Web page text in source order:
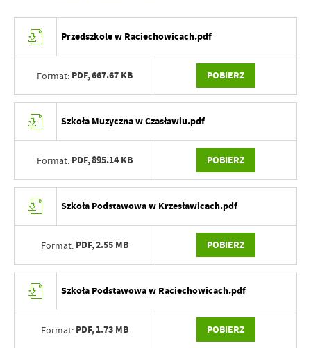
Przedszkole w Raciechowicach.pdf
Format: PDF,667.67 KB POBIERZ
Szkoła Muzyczna w Czasławiu.pdf
Format: PDF,895.14 KB POBIERZ
Szkoła Podstawowa w Krzesławicach.pdf
Format: PDF,2.55 MB POBIERZ
Szkoła Podstawowa w Raciechowicach.pdf
Format: PDF,1.73 MB POBIERZ